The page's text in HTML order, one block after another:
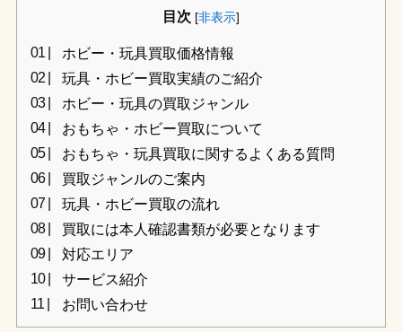
目次 [非表示]
ホビー・玩具買取価格情報
玩具・ホビー買取実績のご紹介
ホビー・玩具の買取ジャンル
おもちゃ・ホビー買取について
おもちゃ・玩具買取に関するよくある質問
買取ジャンルのご案内
玩具・ホビー買取の流れ
買取には本人確認書類が必要となります
対応エリア
サービス紹介
お問い合わせ